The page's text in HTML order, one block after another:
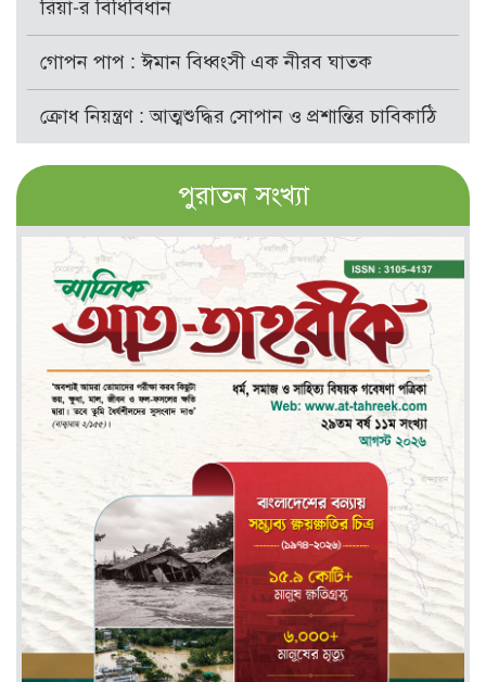
রিয়া-র বিধিবিধান
গোপন পাপ : ঈমান বিধ্বংসী এক নীরব ঘাতক
ক্রোধ নিয়ন্ত্রণ : আত্মশুদ্ধির সোপান ও প্রশান্তির চাবিকাঠি
পুরাতন সংখ্যা